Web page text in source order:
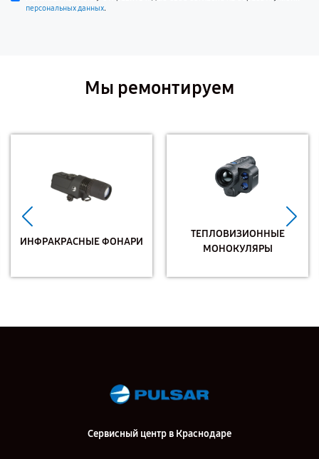
персональных данных.
Мы ремонтируем
ИНФРАКРАСНЫЕ ФОНАРИ
ТЕПЛОВИЗИОННЫЕ
МОНОКУЛЯРЫ
Сервисный центр в Краснодаре